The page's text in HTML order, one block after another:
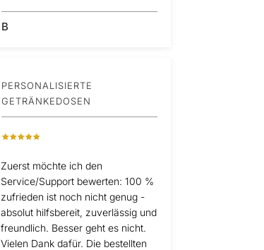
B
PERSONALISIERTE
GETRÄNKEDOSEN
Zuerst möchte ich den
Service/Support bewerten: 100 %
zufrieden ist noch nicht genug -
absolut hilfsbereit, zuverlässig und
freundlich. Besser geht es nicht.
Vielen Dank dafür. Die bestellten